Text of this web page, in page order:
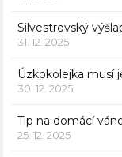
Silvestrovský
31. 12. 2025
Úzkokolejka musí
30. 12. 2025
Tip na domácí
25. 12. 2025